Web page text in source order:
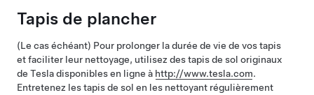
Tapis de plancher
(Le cas échéant) Pour prolonger la durée de vie de vos tapis
et faciliter leur nettoyage, utilisez des tapis de sol originaux
de Tesla disponibles en ligne à http://www.tesla.com.
Entretenez les tapis de sol en les nettoyant régulièrement